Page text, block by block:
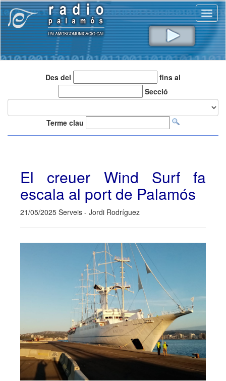
Des del
fins al
Secció
Terme clau
El creuer Wind Surf fa
escala al port de Palamós
21/05/2025 Serveis - Jordi Rodríguez